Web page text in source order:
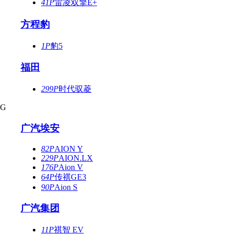
41P雷凌双擎E+
方程豹
1P豹5
福田
299P时代驭菱
G
广汽埃安
82PAION Y
229PAION.LX
176PAion V
64P传祺GE3
90PAion S
广汽集团
11P祺智 EV